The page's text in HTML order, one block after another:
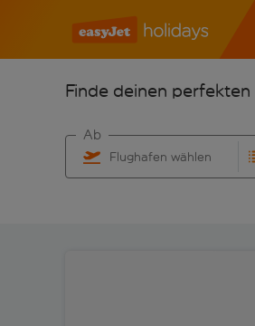
Finde deinen perfekten
Flughafen wählen
Ab